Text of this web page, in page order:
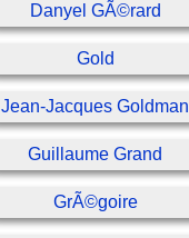
Danyel GÃ©rard
Gold
Jean-Jacques Goldman
Guillaume Grand
GrÃ©goire